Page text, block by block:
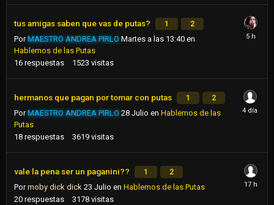
tus amigas saben que vas de putas? 1 2
PorMAESTRO ANDREA PIRLO Martes a las 13:40 en
Hablemos de las Putas
16 respuestas 1523 visitas
hermanos que pagan por tomar con putas 1 2
PorMAESTRO ANDREA PIRLO 28 Julio en Hablemos de las
Putas
18 respuestas 3619 visitas
vale la pena ser un paganini?? 1 2
Pormoby dick dick 23 Julio en Hablemos de las Putas
20 respuestas 3178 visitas